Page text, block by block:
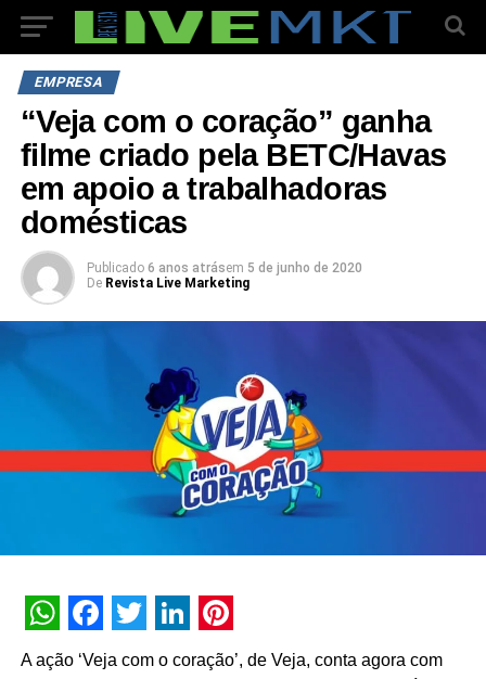
EMPRESA
“Veja com o coração” ganha
filme criado pela BETC/Havas
em apoio a trabalhadoras
domésticas
Publicado 6 anos atrásem 5 de junho de 2020
De Revista Live Marketing
WhatsApp
Facebook
Twitter
LinkedIn
Pinterest
A ação ‘Veja com o coração’, de Veja, conta agora com